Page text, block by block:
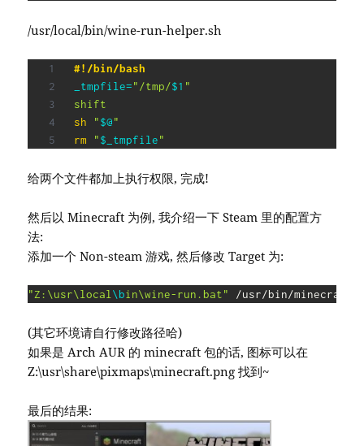
/usr/local/bin/wine-run-helper.sh
#!/bin/bash
_tmpfile="/tmp/$1 "
shift
sh
"$@"
rm
"$_tmpfile"
给两个文件都加上执行权限, 完成!
然后以 Minecraft 为例, 我介绍一下 Steam 里的配置方
法:
添加一个 Non-steam 游戏, 然后修改 Target 为:
"Z:\usr\local\bin\wine-run.bat" /usr/bin/minecraft
(其它环境请自行修改路径哈)
如果是 Arch AUR 的 minecraft 包的话, 图标可以在
Z:\usr\share\pixmaps\minecraft.png 找到~
最后的结果: